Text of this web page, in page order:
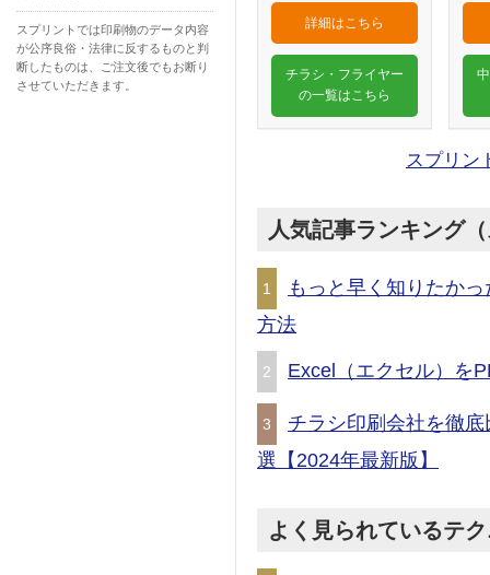
スプリントでは印刷物のデータ内容
が公序良俗・法律に反するものと判
断したものは、ご注文後でもお断り
させていただきます。
詳細はこちら
チラシ・フライヤー
の一覧はこちら
スプリン
人気記事ランキング
1
もっと早く知りたか
方法
2 Excel（エクセル）を
3
チラシ印刷会社を徹
選【2024年最新版】
よく見られているテ